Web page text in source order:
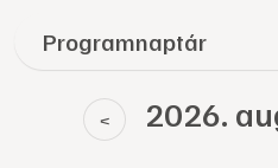
Programnaptár
< 2026.